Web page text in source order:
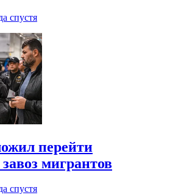
спустя
перейти
мигрантов
спустя